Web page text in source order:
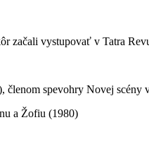
začali vystupovať v Tatra
spevohry Novej scény
a Žofiu (1980)